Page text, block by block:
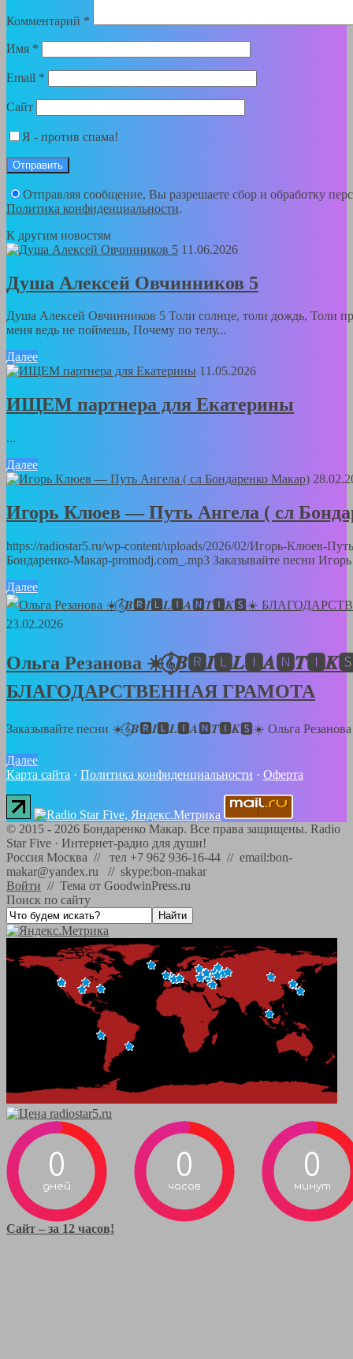
Комментарий *
Имя *
Email *
Сайт
Я - против спама!
Отправляя сообщение, Вы разрешаете сбор и обработку
Политика конфиденциальности.
К другим новостям
11.06.2026
Душа Алексей Овчинников 5
Душа Алексей Овчинников 5 Толи солнце, толи дождь, Толи
меня ведь не поймешь, Почему по телу...
Далее
11.05.2026
ИЩЕМ партнера для Екатерины
...
Далее
Игорь Клюев — Путь Ангела ( сл
https://radiostar5.ru/wp-content/uploads/2026/02/Игорь-Клюев-
Бондаренко-Макар-promodj.com_.mp3 Заказывайте песни
Далее
23.02.2026
Ольга Резанова
БЛАГОДАРСТВЕННАЯ ГРАМОТА
Заказывайте песни ☀️𝄞⃝𝑩🆁𝑰🅻𝑳🅸𝑨🅽𝑻🅸𝑲🆂☀️ Ольга Резанова
Далее
Карта сайта · Политика конфиденциальности · Оферта
© 2015 - 2026 Бондаренко Макар. Все права защищены. Radio
Star Five · Интернет-радио для души!
Россия Москва // тел +7 962 936-16-44 // email:bon-
makar@yandex.ru // skype:bon-makar
Войти // Тема от GoodwinPress.ru
Поиск по сайту
0
дней
0
часов
0
минут
Сайт – за 12 часов!